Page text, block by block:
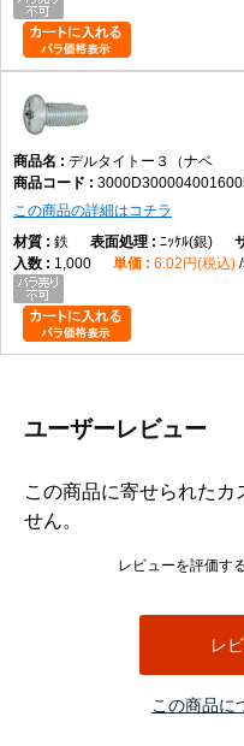
この商品に
デルタイトー３（ナベ
この商品の詳細はコチラ
鉄
ﾆｯｹﾙ(銀)
1,000
6.02円(税込)
ユーザーレビュー
この商品に寄せられたカ
せん。
レビューを評価す
レ